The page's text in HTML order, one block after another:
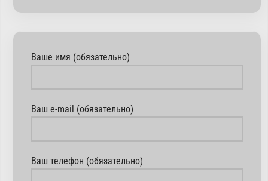
Ваше имя (обязательно)
Ваш e-mail (обязательно)
Ваш телефон (обязательно)